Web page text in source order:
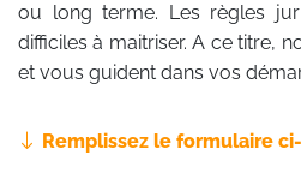
ou long terme. Les règles
difficiles à maitriser. A ce titre,
et vous guident dans vos
Remplissez le formulaire